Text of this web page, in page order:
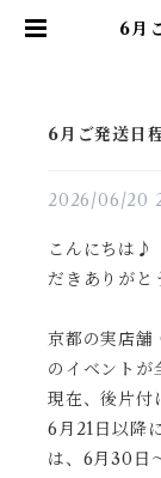
6月
6月ご発送日
2026/06/20
こんにちは
だきありがと
京都の実店
のイベントが
現在、後片付
6月21日以降
は、 6月30日